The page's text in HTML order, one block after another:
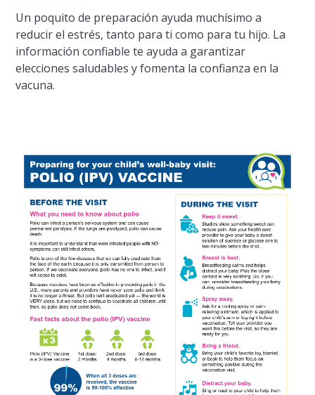
Un poquito de preparación ayuda muchísimo a
reducir el estrés, tanto para ti como para tu hijo. La
información confiable te ayuda a garantizar
elecciones saludables y fomenta la confianza en la
vacuna.